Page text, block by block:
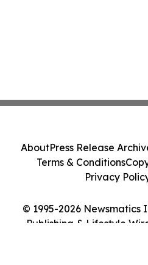
© 1995-2026 Newsmatics
Publishing & Lifestyle
AboutPress Release
Terms & Conditions
Privacy